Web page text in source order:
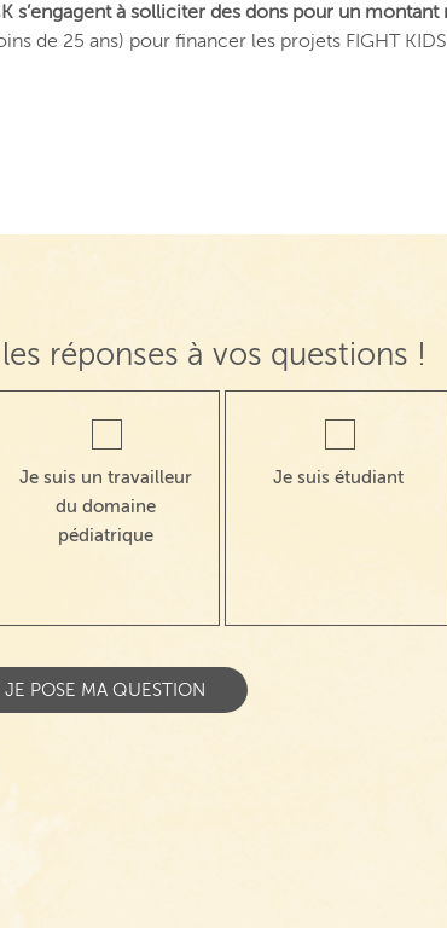
s’engagent à solliciter des dons pour un
de 25 ans) pour financer les projets FIGHT
réponses à vos questions !
Je suis un travailleur
du domaine
pédiatrique
Je suis étudiant